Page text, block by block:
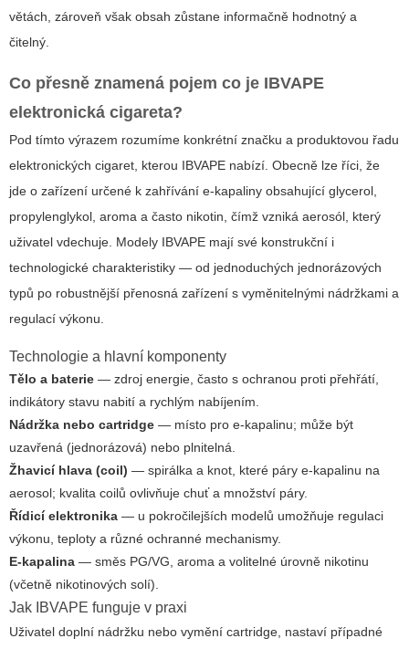
větách, zároveň však obsah zůstane informačně hodnotný a
čitelný.
Co přesně znamená pojem co je IBVAPE
elektronická cigareta?
Pod tímto výrazem rozumíme konkrétní značku a produktovou řadu
elektronických cigaret, kterou IBVAPE nabízí. Obecně lze říci, že
jde o zařízení určené k zahřívání e‑kapaliny obsahující glycerol,
propylenglykol, aroma a často nikotin, čímž vzniká aerosól, který
uživatel vdechuje. Modely IBVAPE mají své konstrukční i
technologické charakteristiky — od jednoduchých jednorázových
typů po robustnější přenosná zařízení s vyměnitelnými nádržkami a
regulací výkonu.
Technologie a hlavní komponenty
Tělo a baterie — zdroj energie, často s ochranou proti přehřátí,
indikátory stavu nabití a rychlým nabíjením.
Nádržka nebo cartridge — místo pro e‑kapalinu; může být
uzavřená (jednorázová) nebo plnitelná.
Žhavicí hlava (coil) — spirálka a knot, které páry e‑kapalinu na
aerosol; kvalita coilů ovlivňuje chuť a množství páry.
Řídicí elektronika — u pokročilejších modelů umožňuje regulaci
výkonu, teploty a různé ochranné mechanismy.
E‑kapalina — směs PG/VG, aroma a volitelné úrovně nikotinu
(včetně nikotinových solí).
Jak IBVAPE funguje v praxi
Uživatel doplní nádržku nebo vymění cartridge, nastaví případné